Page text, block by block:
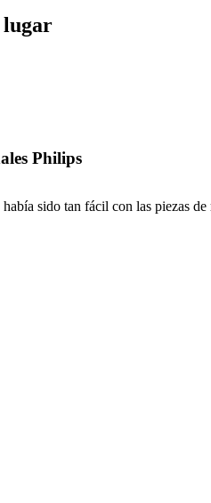
lugar
Philips
sido tan fácil con las piezas